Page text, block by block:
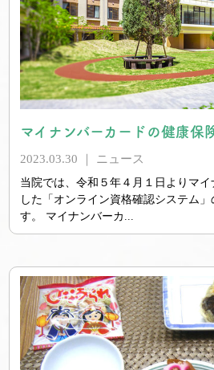
2023.03.30 ｜ ニュース
当院では、令和５年４月１日よりマ
した「オンライン資格確認システム
す。 マイナンバーカ...